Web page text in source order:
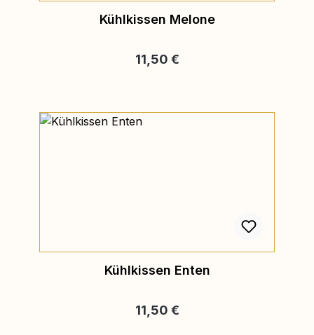
Kühlkissen Melone
Regulärer Preis:
11,50 €
Kühlkissen Enten
Regulärer Preis:
11,50 €